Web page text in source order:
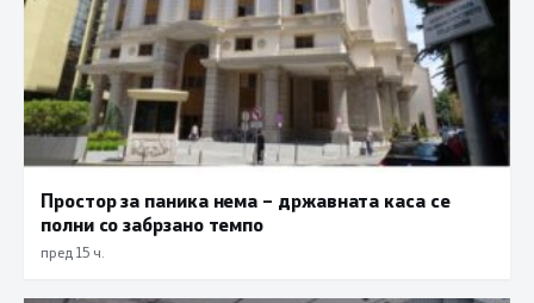
Простор за паника нема – државната каса се
полни со забрзано темпо
пред 15 ч.